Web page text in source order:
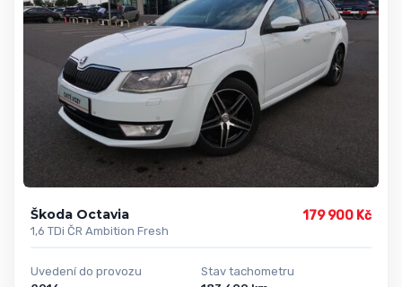
Škoda Octavia
1,6 TDi ČR Ambition Fresh
179 900 Kč
Uvedení do provozu
Stav tachometru